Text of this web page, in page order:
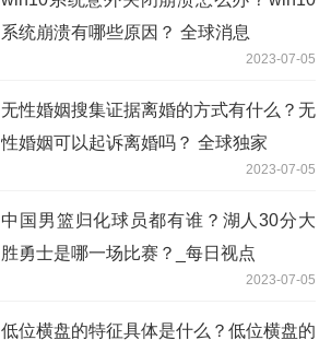
系统崩溃有哪些原因？ 全球消息
2023-07-05
无性婚姻搜集证据离婚的方式有什么？无
性婚姻可以起诉离婚吗？ 全球独家
2023-07-05
中国男篮归化球员都有谁？湖人30分大
胜勇士是哪一场比赛？_每日视点
2023-07-05
低位横盘的特征具体是什么？低位横盘的